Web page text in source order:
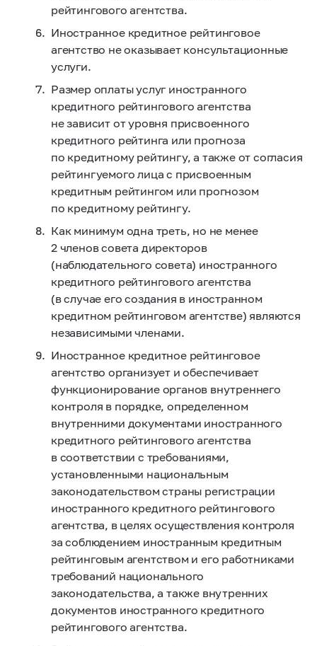
рейтингового агентства.
Иностранное кредитное рейтинговое
агентство не оказывает консультационные
услуги.
Размер оплаты услуг иностранного
кредитного рейтингового агентства
не зависит от уровня присвоенного
кредитного рейтинга или прогноза
по кредитному рейтингу, а также от согласия
рейтингуемого лица с присвоенным
кредитным рейтингом или прогнозом
по кредитному рейтингу.
Как минимум одна треть, но не менее
2 членов совета директоров
(наблюдательного совета) иностранного
кредитного рейтингового агентства
(в случае его создания в иностранном
кредитном рейтинговом агентстве) являются
независимыми членами.
Иностранное кредитное рейтинговое
агентство организует и обеспечивает
функционирование органов внутреннего
контроля в порядке, определенном
внутренними документами иностранного
кредитного рейтингового агентства
в соответствии с требованиями,
установленными национальным
законодательством страны регистрации
иностранного кредитного рейтингового
агентства, в целях осуществления контроля
за соблюдением иностранным кредитным
рейтинговым агентством и его работниками
требований национального
законодательства, а также внутренних
документов иностранного кредитного
рейтингового агентства.